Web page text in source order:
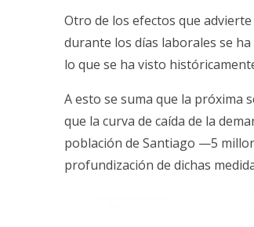
Otro de los efectos que
durante los días laborales se
lo que se ha visto
A esto se suma que la próxima
que la curva de caída de la
población de Santiago —5
profundización de dichas